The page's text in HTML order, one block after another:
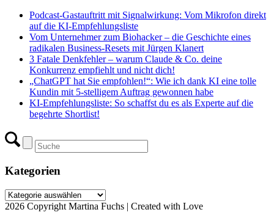
Podcast-Gastauftritt mit Signalwirkung: Vom Mikrofon direkt
auf die KI-Empfehlungsliste
Vom Unternehmer zum Biohacker – die Geschichte eines
radikalen Business-Resets mit Jürgen Klanert
3 Fatale Denkfehler – warum Claude & Co. deine
Konkurrenz empfiehlt und nicht dich!
„ChatGPT hat Sie empfohlen!“: Wie ich dank KI eine tolle
Kundin mit 5-stelligem Auftrag gewonnen habe
KI-Empfehlungsliste: So schaffst du es als Experte auf die
begehrte Shortlist!
Kategorien
Kategorien
2026 Copyright Martina Fuchs | Created with Love